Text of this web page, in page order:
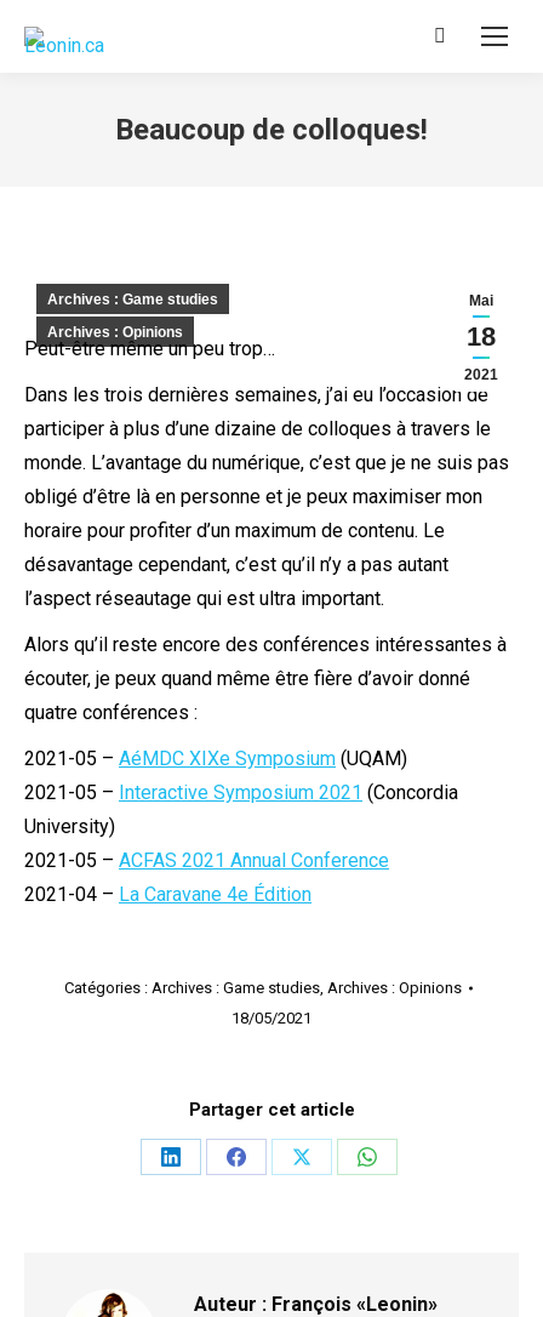
Recherche
Beaucoup de colloques!
Mai
18
2021
Archives : Game studies
Archives : Opinions
Peut-être même un peu trop…
Dans les trois dernières semaines, j’ai eu l’occasion de
participer à plus d’une dizaine de colloques à travers le
monde. L’avantage du numérique, c’est que je ne suis pas
obligé d’être là en personne et je peux maximiser mon
horaire pour profiter d’un maximum de contenu. Le
désavantage cependant, c’est qu’il n’y a pas autant
l’aspect réseautage qui est ultra important.
Alors qu’il reste encore des conférences intéressantes à
écouter, je peux quand même être fière d’avoir donné
quatre conférences :
2021-05 – AéMDC XIXe Symposium (UQAM)
2021-05 – Interactive Symposium 2021 (Concordia
University)
2021-05 – ACFAS 2021 Annual Conference
2021-04 – La Caravane 4e Édition
Catégories : Archives : Game studies, Archives : Opinions
18/05/2021
Partager cet article
PartagerPartagerPartagerPartager
Auteur : François «Leonin»